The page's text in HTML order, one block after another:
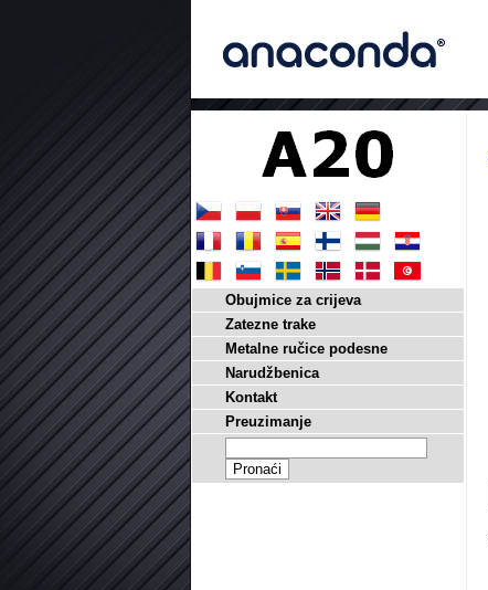
Obujmice za crijeva
Zatezne trake
Metalne ručice podesne
Narudžbenica
Kontakt
Preuzimanje